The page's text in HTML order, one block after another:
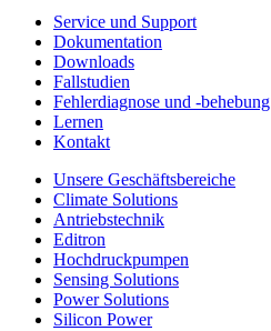
Service und Support
Dokumentation
Downloads
Fallstudien
Fehlerdiagnose und -behebung
Lernen
Kontakt
Unsere Geschäftsbereiche
Climate Solutions
Antriebstechnik
Editron
Hochdruckpumpen
Sensing Solutions
Power Solutions
Silicon Power